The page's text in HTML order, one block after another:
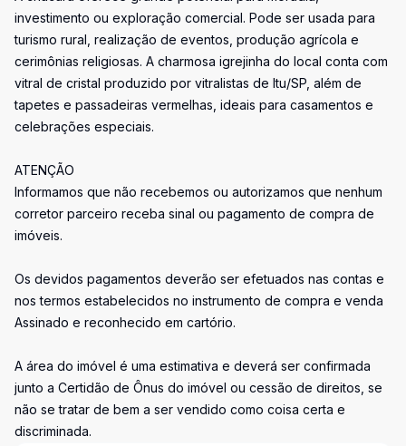
investimento ou exploração comercial. Pode ser usada para
turismo rural, realização de eventos, produção agrícola e
cerimônias religiosas. A charmosa igrejinha do local conta com
vitral de cristal produzido por vitralistas de Itu/SP, além de
tapetes e passadeiras vermelhas, ideais para casamentos e
celebrações especiais.
ATENÇÃO
Informamos que não recebemos ou autorizamos que nenhum
corretor parceiro receba sinal ou pagamento de compra de
imóveis.
Os devidos pagamentos deverão ser efetuados nas contas e
nos termos estabelecidos no instrumento de compra e venda
Assinado e reconhecido em cartório.
A área do imóvel é uma estimativa e deverá ser confirmada
junto a Certidão de Ônus do imóvel ou cessão de direitos, se
não se tratar de bem a ser vendido como coisa certa e
discriminada.